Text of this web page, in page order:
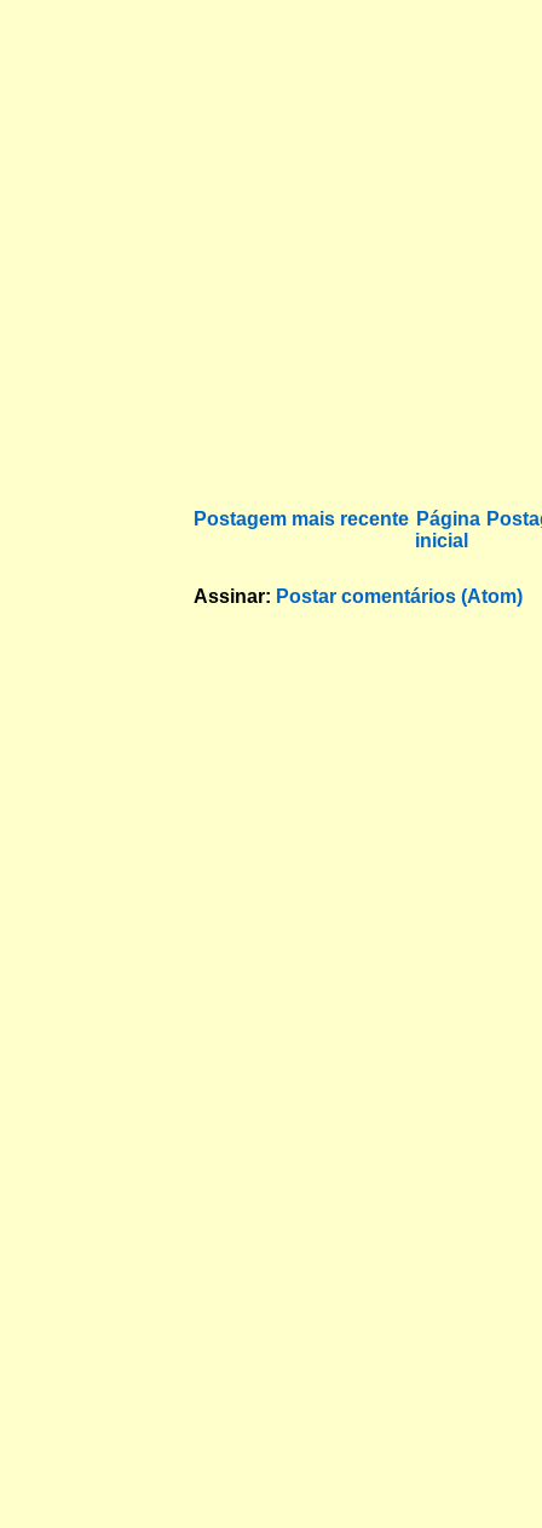
Postagem mais recente Página
inicial
Assinar: Postar comentários (Atom)